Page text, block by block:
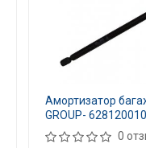
Амортизатор
GROUP-
0